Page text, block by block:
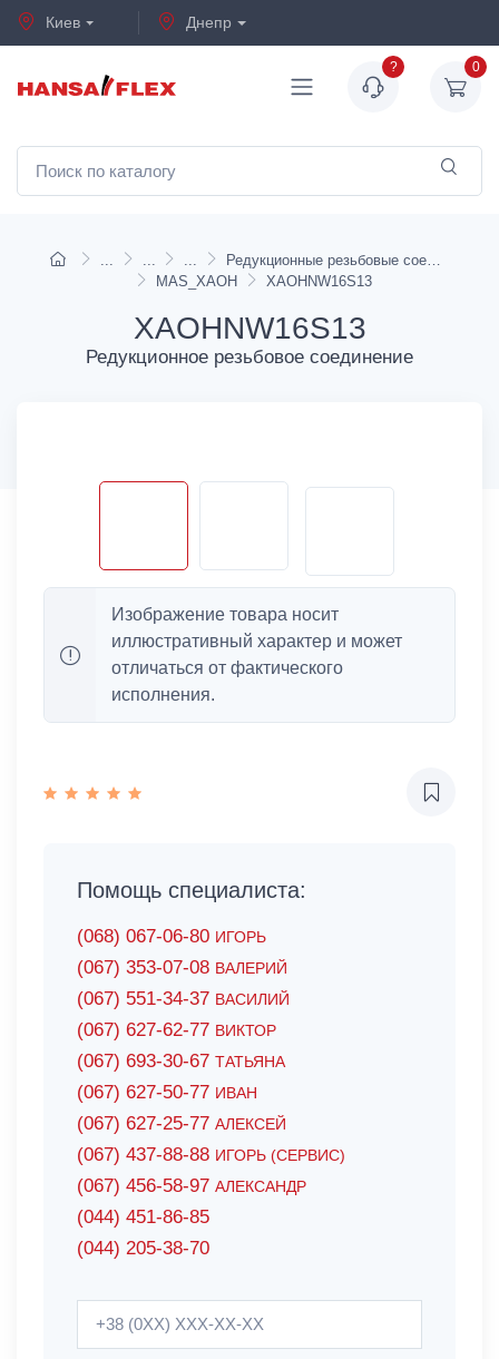
Киев Днепр
? 0
Редукционные резьбовые соединения
MAS_XAOH
XAOHNW16S13
XAOHNW16S13
Редукционное резьбовое соединение
Изображение товара носит
иллюстративный характер и может
отличаться от фактического
исполнения.
Помощь специалиста:
(068) 067-06-80 ИГОРЬ
(067) 353-07-08 ВАЛЕРИЙ
(067) 551-34-37 ВАСИЛИЙ
(067) 627-62-77 ВИКТОР
(067) 693-30-67 ТАТЬЯНА
(067) 627-50-77 ИВАН
(067) 627-25-77 АЛЕКСЕЙ
(067) 437-88-88 ИГОРЬ (СЕРВИС)
(067) 456-58-97 АЛЕКСАНДР
(044) 451-86-85
(044) 205-38-70